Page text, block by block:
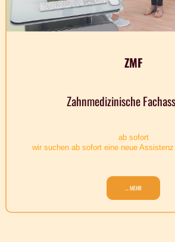
ZMF
Zahnmedizinische
ab sofort
wir suchen ab sofort eine neue
... MEHR